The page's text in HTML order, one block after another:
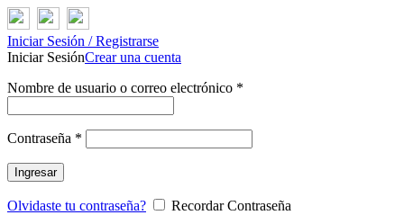
Iniciar Sesión / Registrarse
Iniciar SesiónCrear una cuenta
Nombre de usuario o correo electrónico *
Contraseña *
Ingresar
Olvidaste tu contraseña? Recordar Contraseña